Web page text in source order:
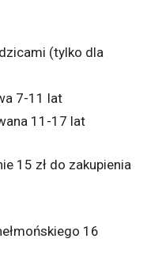
(tylko dla
7-11 lat
11-17 lat
15 zł do zakupienia
16